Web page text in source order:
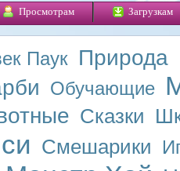
Просмотрам Загрузкам
Паук Природа
Обучающие
Сказки
Смешарики